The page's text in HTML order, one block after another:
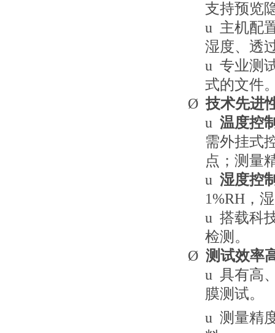
支持预览
u 主机配
湿度、透
u 专业测
式的文件
Ø技术先进
u 温度控
需外挂式
点；测量
u 湿度控
1%RH，
u 搭载科
检测。
Ø 测试效率
u 具有高
膜测试。
u 测量精